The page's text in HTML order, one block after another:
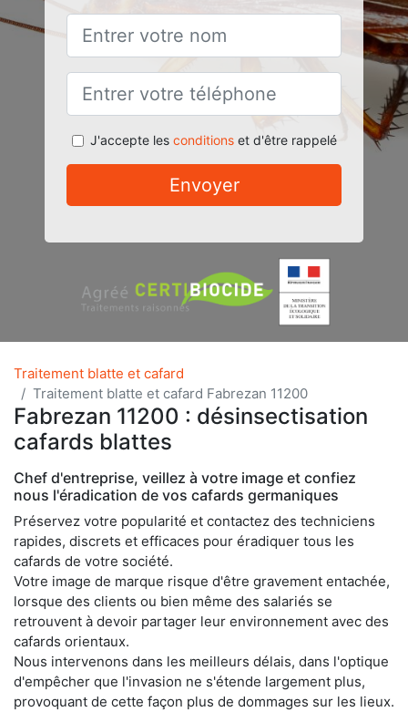
J'accepte les conditionset d'être rappelé
Envoyer
Traitement blatte et cafard
Traitement blatte et cafard Fabrezan 11200
Fabrezan 11200 : désinsectisation
cafards blattes
Chef d'entreprise, veillez à votre image et confiez
nous l'éradication de vos cafards germaniques
Préservez votre popularité et contactez des techniciens
rapides, discrets et efficaces pour éradiquer tous les
cafards de votre société.
Votre image de marque risque d'être gravement entachée,
lorsque des clients ou bien même des salariés se
retrouvent à devoir partager leur environnement avec des
cafards orientaux.
Nous intervenons dans les meilleurs délais, dans l'optique
d'empêcher que l'invasion ne s'étende largement plus,
provoquant de cette façon plus de dommages sur les lieux.